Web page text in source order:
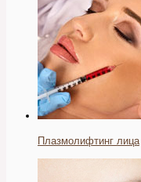
Плазмолифтинг лица